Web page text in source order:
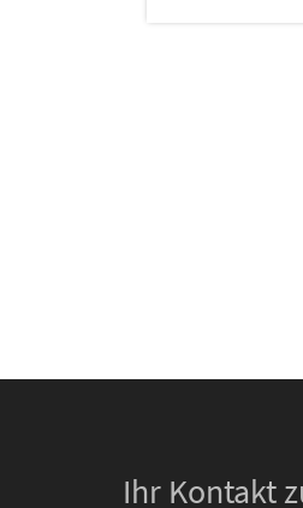
Ihr Kontakt